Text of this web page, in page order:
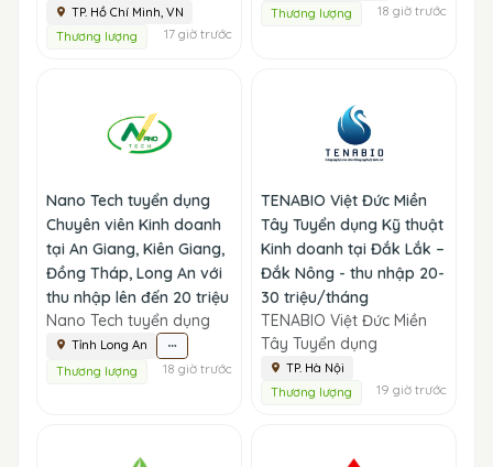
TP. Hồ Chí Minh, VN
Thương lượng
17 giờ trước
Thương lượng
18 giờ trước
Nano Tech tuyển dụng
Chuyên viên Kinh doanh
tại An Giang, Kiên Giang,
Đồng Tháp, Long An với
thu nhập lên đến 20 triệu
Nano Tech tuyển dụng
Tỉnh Long An
Thương lượng
18 giờ trước
TENABIO Việt Đức Miền
Tây Tuyển dụng Kỹ thuật
Kinh doanh tại Đắk Lắk –
Đắk Nông - thu nhập 20-
30 triệu/tháng
TENABIO Việt Đức Miền
Tây Tuyển dụng
TP. Hà Nội
Thương lượng
19 giờ trước